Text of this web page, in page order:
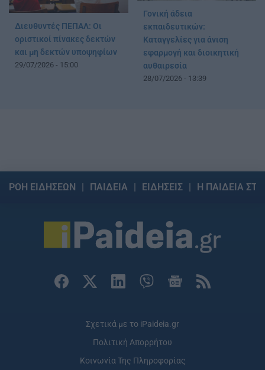
Διευθυντές ΠΕΠΑΛ: Οι
οριστικοί πίνακες δεκτών
και μη δεκτών υποψηφίων
29/07/2026 - 15:00
Γονική άδεια
εκπαιδευτικών:
Καταγγελίες για άνιση
εφαρμογή και διοικητική
αυθαιρεσία
28/07/2026 - 13:39
ΡΟΗ ΕΙΔΗΣΕΩΝ ΠΑΙΔΕΙΑ ΕΙΔΗΣΕΙΣ Η ΠΑΙΔΕΙΑ
Σχετικά με το iPaideia.gr
Πολιτική Απορρήτου
Κοινωνία Της Πληροφορίας